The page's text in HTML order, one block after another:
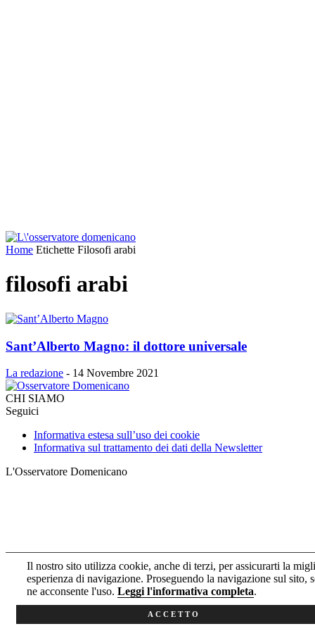
Il nostro sito utilizza cookie, anche di terzi, per assicurarti la
esperienza di navigazione. Proseguendo la navigazione sul sito,
ne acconsente l'uso. Leggi l'informativa completa.
ACCETTO
Home Etichette Filosofi arabi
filosofi arabi
Sant’Alberto Magno: il dottore universale
La redazione - 14 Novembre 2021
CHI SIAMO
Seguici
Informativa estesa sull’uso dei cookie
Informativa sul trattamento dei dati della Newsletter
L'Osservatore Domenicano